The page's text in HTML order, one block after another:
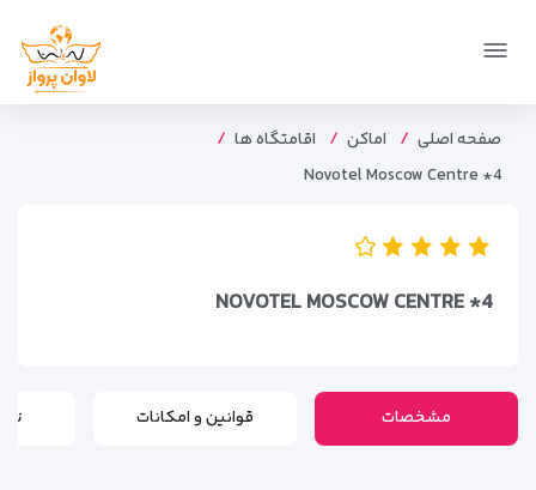
صفحه اصلی اماکن
اقامتگاه ها
Novotel Moscow Centre *4
NOVOTEL MOSCOW CENTRE *4
مشخصات قوانین و امکانات